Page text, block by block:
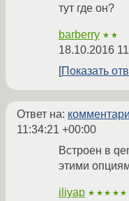
тут где он?
barberry ★★
18.10.2016
Показать
Ответ на:
11:34:21 +00:00
Встроен в
этими
iliyap ★★★★★